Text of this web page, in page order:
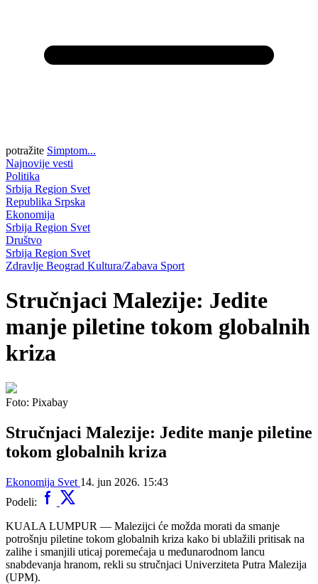
potražite Simptom...
Najnovije vesti
Politika
Srbija Region Svet
Republika Srpska
Ekonomija
Srbija Region Svet
Društvo
Srbija Region Svet
Zdravlje Beograd Kultura/Zabava Sport
Stručnjaci Malezije: Jedite
manje piletine tokom globalnih
kriza
Foto: Pixabay
Stručnjaci Malezije: Jedite manje piletine
tokom globalnih kriza
Ekonomija Svet 14. jun 2026. 15:43
Podeli:
KUALA LUMPUR — Malezijci će možda morati da smanje
potrošnju piletine tokom globalnih kriza kako bi ublažili pritisak na
zalihe i smanjili uticaj poremećaja u međunarodnom lancu
snabdevanja hranom, rekli su stručnjaci Univerziteta Putra Malezija
(UPM).